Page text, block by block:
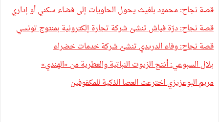
قصة نجاح: محمود بلغيث يحول الحاويات إلى فضاء سكني أو إداري
قصة نجاح: درّة فياش تنشئ شركة تجارة إلكترونية بمنتوج تونسي
قصة نجاح: وفاء الدريدي تنشئ شركة خدمات خضراء
بلال السبوعي: أنتج الزيوت النباتية والعطرية من «الهندي»
مريم البوعزيزي اخترعت العصا الذكية للمكفوفين